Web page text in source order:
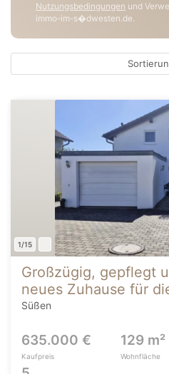
Nutzungsbedingungen und
immo-im-s�dwesten.de.
1/15
Großzügig, gepflegt
neues Zuhause für
Süßen
635.000 €
Kaufpreis
129 m²
Wohnfläche